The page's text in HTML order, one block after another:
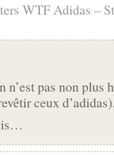
WTF Adidas –
n’est pas non plus
ceux